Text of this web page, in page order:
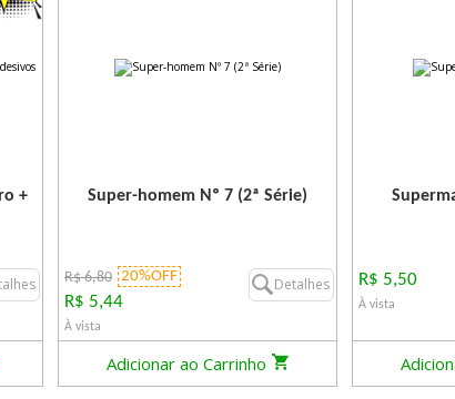
+
Super-homem Nº 7 (2ª Série)
R$ 6,80 20%OFF
R$ 5,44
À vista
Detalhes
Adicionar ao Carrinho
R$ 5,50
À vista